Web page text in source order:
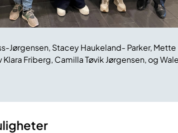
Jørgensen, Stacey Haukeland- Parker, Mette
Friberg, Camilla Tøvik Jørgensen, og